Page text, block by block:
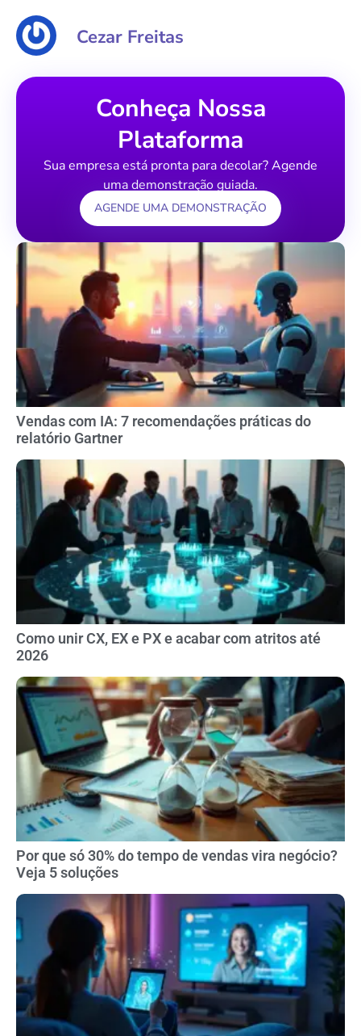
Cezar Freitas
Conheça Nossa
Plataforma
Sua empresa está pronta para decolar? Agende
uma demonstração guiada.
AGENDE UMA DEMONSTRAÇÃO
Vendas com IA: 7 recomendações práticas do
relatório Gartner
Como unir CX, EX e PX e acabar com atritos até
2026
Por que só 30% do tempo de vendas vira negócio?
Veja 5 soluções